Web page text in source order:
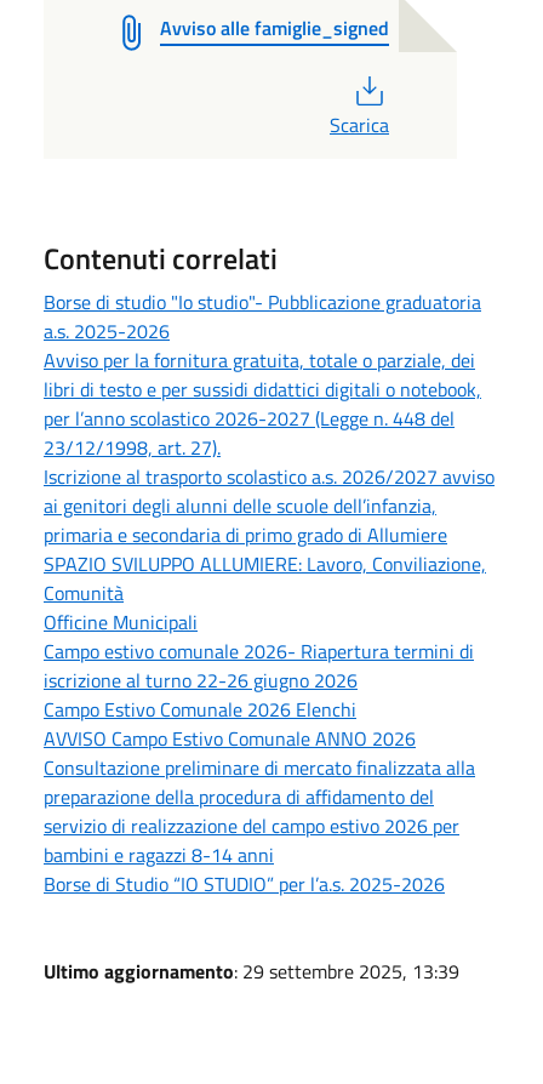
Avviso alle famiglie_signed
Scarica
Contenuti correlati
Borse di studio "Io studio"- Pubblicazione graduatoria
a.s. 2025-2026
Avviso per la fornitura gratuita, totale o parziale, dei
libri di testo e per sussidi didattici digitali o notebook,
per l’anno scolastico 2026-2027 (Legge n. 448 del
23/12/1998, art. 27).
Iscrizione al trasporto scolastico a.s. 2026/2027 avviso
ai genitori degli alunni delle scuole dell’infanzia,
primaria e secondaria di primo grado di Allumiere
SPAZIO SVILUPPO ALLUMIERE: Lavoro, Conviliazione,
Comunità
Officine Municipali
Campo estivo comunale 2026- Riapertura termini di
iscrizione al turno 22-26 giugno 2026
Campo Estivo Comunale 2026 Elenchi
AVVISO Campo Estivo Comunale ANNO 2026
Consultazione preliminare di mercato finalizzata alla
preparazione della procedura di affidamento del
servizio di realizzazione del campo estivo 2026 per
bambini e ragazzi 8-14 anni
Borse di Studio “IO STUDIO” per l’a.s. 2025-2026
Ultimo aggiornamento: 29 settembre 2025, 13:39